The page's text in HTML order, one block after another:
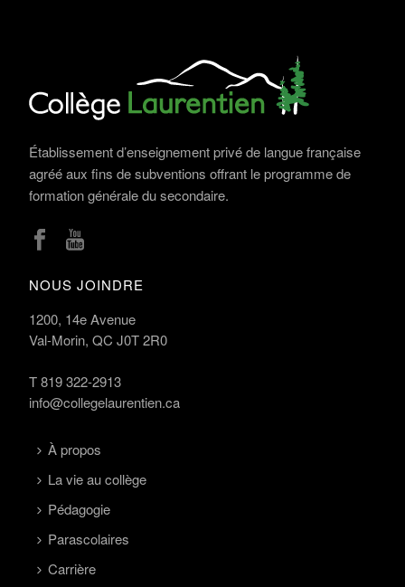
Établissement d’enseignement privé de langue française
agréé aux fins de subventions offrant le programme de
formation générale du secondaire.
NOUS JOINDRE
1200, 14e Avenue
Val-Morin, QC J0T 2R0
T819 322-2913
info@collegelaurentien.ca
À propos
La vie au collège
Pédagogie
Parascolaires
Carrière